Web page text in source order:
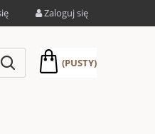
Zaloguj się
(PUSTY)